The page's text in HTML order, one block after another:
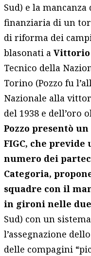
Sud) e la
finanziaria di un
di riforma dei
blasonati aVittorio
Tecnico della
Torino (Pozzo fu
Nazionale alla
del 1938 e dell’oro
Pozzo presentò
FIGC, che
numero dei
Categoria,
squadre con il
in gironi nelle
Sud) con un
l’assegnazione
delle compagini